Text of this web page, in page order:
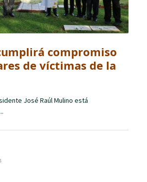
compromiso
de víctimas de la
José Raúl Mulino está